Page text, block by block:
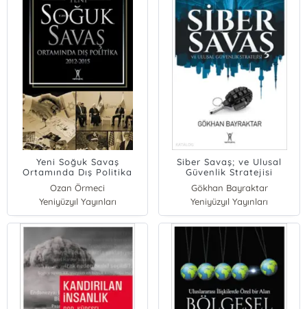
Yeni Soğuk Savaş
Ortamında Dış Politika
(2012-2015)
Ozan Örmeci
Yeniyüzyıl Yayınları
Siber Savaş; ve Ulusal
Güvenlik Stratejisi
Gökhan Bayraktar
Yeniyüzyıl Yayınları